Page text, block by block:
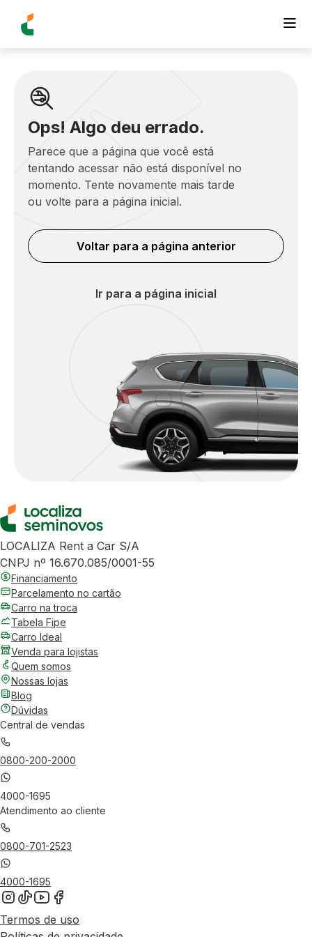
Ops! Algo deu errado.
Parece que a página que você está
tentando acessar não está disponível no
momento. Tente novamente mais tarde
ou volte para a página inicial.
Voltar para a página anterior
Ir para a página inicial
LOCALIZA Rent a Car S/A
CNPJ nº 16.670.085/0001-55
Financiamento
Parcelamento no cartão
Carro na troca
Tabela Fipe
Carro Ideal
Venda para lojistas
Quem somos
Nossas lojas
Blog
Dúvidas
Central de vendas
0800-200-2000
4000-1695
Atendimento ao cliente
0800-701-2523
4000-1695
Termos de uso